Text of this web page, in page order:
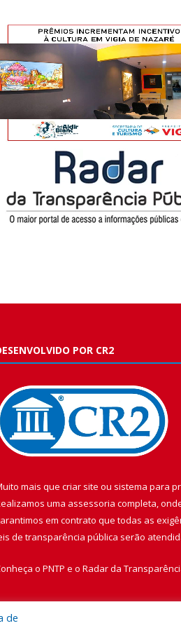
POR CR2
mais que criar site ou sistema para
uma assessoria completa,
em contrato que todas as
de transparência pública serão
o PNTP e o Radar da
de